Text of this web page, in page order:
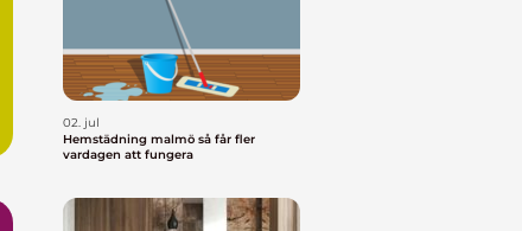
02. jul
Hemstädning malmö så får fler
vardagen att fungera